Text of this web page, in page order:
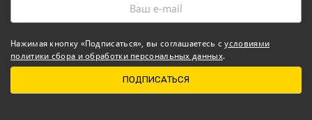
Нажимая кнопку «Подписаться», вы соглашаетесь сусловиями
политики сбора и обработки персональных данных.
ПОДПИСАТЬСЯ